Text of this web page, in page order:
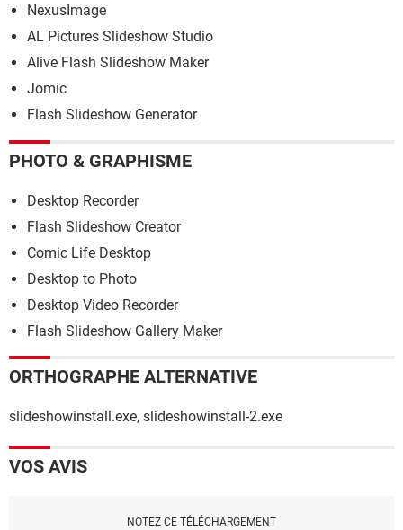
NexusImage
AL Pictures Slideshow Studio
Alive Flash Slideshow Maker
Jomic
Flash Slideshow Generator
PHOTO & GRAPHISME
Desktop Recorder
Flash Slideshow Creator
Comic Life Desktop
Desktop to Photo
Desktop Video Recorder
Flash Slideshow Gallery Maker
ORTHOGRAPHE ALTERNATIVE
slideshowinstall.exe, slideshowinstall-2.exe
VOS AVIS
NOTEZ CE TÉLÉCHARGEMENT